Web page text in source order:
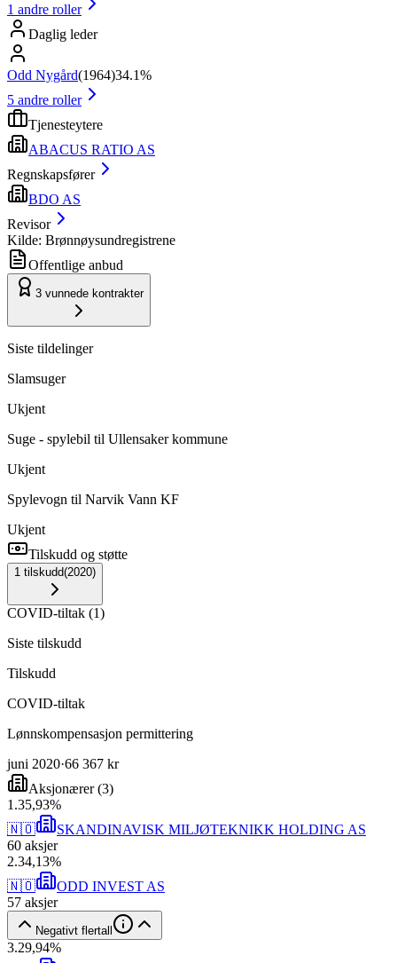
1 andre roller
Daglig leder
Odd Nygård(1964)34.1%
5 andre roller
Tjenesteytere
ABACUS RATIO AS
Regnskapsfører
BDO AS
Revisor
Kilde: Brønnøysundregistrene
Offentlige anbud
3 vunnede kontrakter
Siste tildelinger
Slamsuger
Ukjent
Suge - spylebil til Ullensaker kommune
Ukjent
Spylevogn til Narvik Vann KF
Ukjent
Tilskudd og støtte
1 tilskudd(2020)
COVID-tiltak (1)
Siste tilskudd
Tilskudd
COVID-tiltak
Lønnskompensasjon permittering
juni 2020·66 367 kr
Aksjonærer(3)
1 .35,93%
🇳🇴
SKANDINAVISK MILJØTEKNIKK HOLDING AS
60 aksjer
2.34,13%
🇳🇴
ODD INVEST AS
57 aksjer
Negativt flertall
3.29,94%